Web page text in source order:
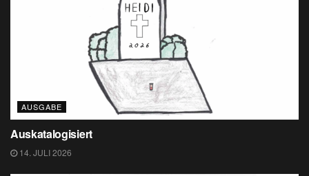
AUSGABE
Auskatalogisiert
14. JULI 2026